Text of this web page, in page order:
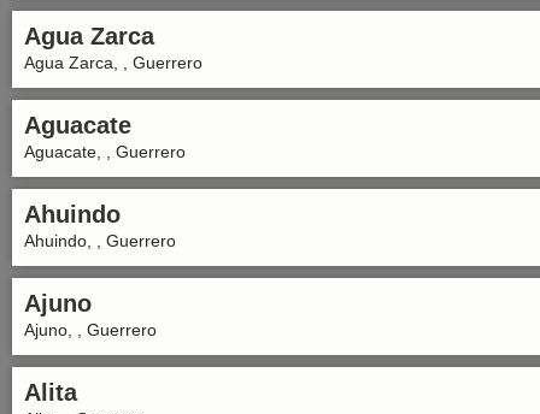
Agua Zarca
Agua Zarca, , Guerrero
Aguacate
Aguacate, , Guerrero
Ahuindo
Ahuindo, , Guerrero
Ajuno
Ajuno, , Guerrero
Alita